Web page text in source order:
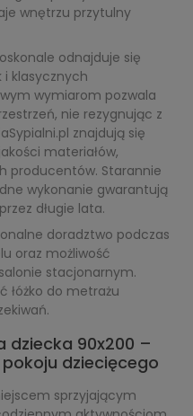
wnętrzu przytulny
odnajduje się
i klasycznych
wymiarom pozwala
nie rezygnując z
znajdują się
materiałów,
producentów. Starannie
wykonanie gwarantują
długie lata.
doradztwo podczas
oraz możliwość
stacjonarnym.
łóżko do metrażu
dziecka 90x200 –
dziecięcego
sprzyjającym